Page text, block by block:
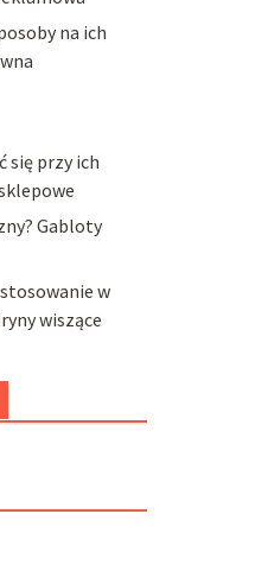
na ich
się przy ich
Gabloty
w
wiszące